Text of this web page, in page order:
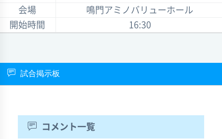
会場
鳴門アミノバリューホール
開始時間
16:30
試合掲示板
コメント一覧